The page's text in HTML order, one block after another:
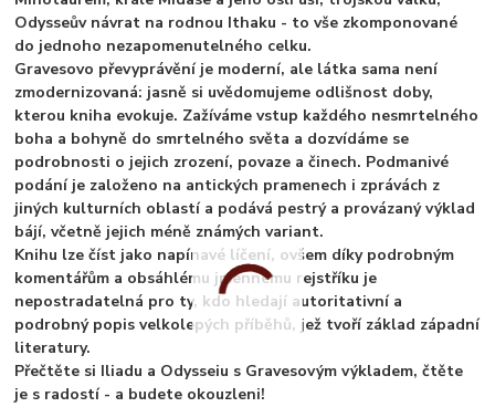
Odysseův návrat na rodnou Ithaku - to vše zkomponované
do jednoho nezapomenutelného celku.
Gravesovo převyprávění je moderní, ale látka sama není
zmodernizovaná: jasně si uvědomujeme odlišnost doby,
kterou kniha evokuje. Zažíváme vstup každého nesmrtelného
boha a bohyně do smrtelného světa a dozvídáme se
podrobnosti o jejich zrození, povaze a činech. Podmanivé
podání je založeno na antických pramenech i zprávách z
jiných kulturních oblastí a podává pestrý a provázaný výklad
bájí, včetně jejich méně známých variant.
Knihu lze číst jako napínavé líčení, ovšem díky podrobným
komentářům a obsáhlému jmennému rejstříku je
nepostradatelná pro ty, kdo hledají autoritativní a
podrobný popis velkolepých příběhů, jež tvoří základ západní
literatury.
Přečtěte si Iliadu a Odysseiu s Gravesovým výkladem, čtěte
je s radostí - a budete okouzleni!